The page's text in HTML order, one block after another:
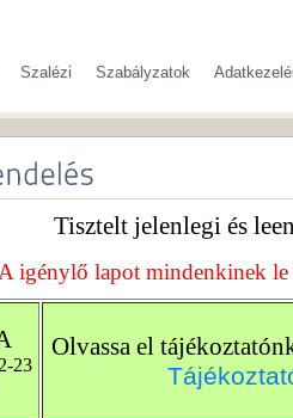
Szalézi Szabályzatok
Tisztelt jelenlegi és
igénylő lapot mindenkinek le
23
Olvassa el